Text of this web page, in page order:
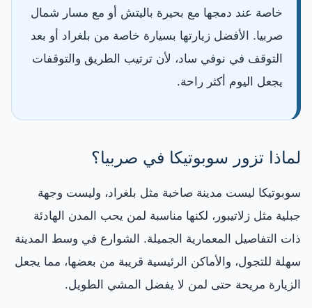
خاصة عند دمجها مع بحيرة باليتش أو مع مسار شمال
صربيا. الأفضل زيارتها بسيارة خاصة من بلغراد أو بعد
التوقف في نوفي ساد، لأن ترتيب الطريق والتوقفات
يجعل اليوم أكثر راحة.
لماذا تزور سوبوتيكا في صربيا؟
سوبوتيكا ليست مدينة صاخبة مثل بلغراد، وليست وجهة
جبلية مثل زلاتيبور، لكنها مناسبة لمن يحب المدن الهادئة
ذات التفاصيل المعمارية الجميلة. الشوارع في وسط المدينة
سهلة للتجول، والأماكن الرئيسية قريبة من بعضها، مما يجعل
الزيارة مريحة حتى لمن لا يفضل المشي الطويل.